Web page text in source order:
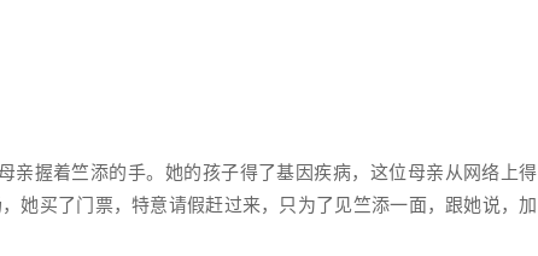
亲握着竺添的手。她的孩子得了基因疾病，这位母亲从网络上得
她买了门票，特意请假赶过来，只为了见竺添一面，跟她说，加